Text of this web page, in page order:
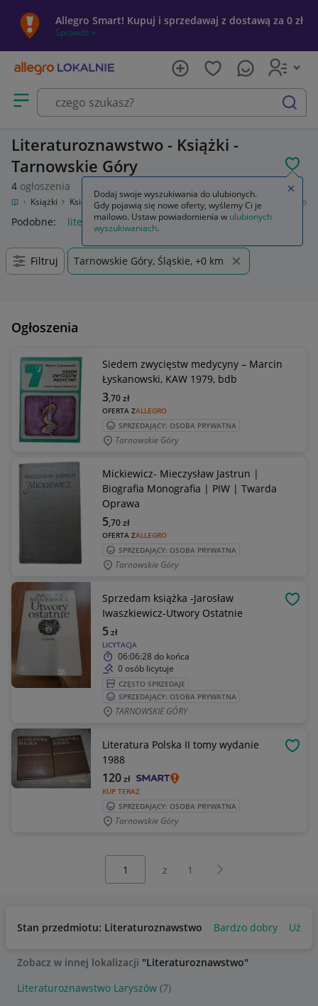
Allegro Smart! Kupuj i sprzedawaj z dostawą za 0 zł
Sprawdź »
Otwórz menu z kategoriami
szukaj
Literaturoznawstwo - Książki -
Tarnowskie Góry
4 ogłoszenia
Książki Książki naukowe i popularnonaukowe Literaturoznawstwo
Podobne: literaturoznawstwo
Filtruj Tarnowskie Góry, Śląskie, +0 km
Ogłoszenia
Siedem zwycięstw medycyny – Marcin
Łyskanowski, KAW 1979, bdb
OFERTA ZALLEGRO
3,70zł
SPRZEDAJĄCY: OSOBA PRYWATNA
Tarnowskie Góry
Mickiewicz- Mieczysław Jastrun |
Biografia Monografia | PIW | Twarda
Oprawa
OFERTA ZALLEGRO
5,70zł
SPRZEDAJĄCY: OSOBA PRYWATNA
Tarnowskie Góry
Sprzedam książka -Jarosław
Iwaszkiewicz-Utwory Ostatnie
LICYTACJA
5zł
06:06:28 do końca
0 osób licytuje
CZĘSTO SPRZEDAJE
SPRZEDAJĄCY: OSOBA PRYWATNA
TARNOWSKIE GÓRY
Literatura Polska II tomy wydanie
1988
KUP TERAZ
120zł
SPRZEDAJĄCY: OSOBA PRYWATNA
Tarnowskie Góry
z 1 Następna strona
Stan przedmiotu: Literaturoznawstwo Bardzo dobry
Zobacz w innej lokalizacji "Literaturoznawstwo"
Literaturoznawstwo Laryszów (7)
Dodaj swoje wyszukiwania do ulubionych.
Gdy pojawią się nowe oferty, wyślemy Ci je
mailowo. Ustaw powiadomienia w ulubionych
wyszukiwaniach.